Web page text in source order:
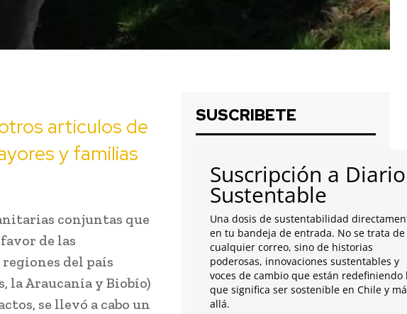
artículos de
y familias
conjuntas que
de las
del país
la Araucanía y Biobío)
se llevó a cabo un
SUSCRIBETE
Suscripción a Diario
Sustentable
Una dosis de sustentabilidad
en tu bandeja de entrada. No se trata de
cualquier correo, sino de historias
poderosas, innovaciones sustentables y
voces de cambio que están redefiniendo
que significa ser sostenible en Chile y
allá.